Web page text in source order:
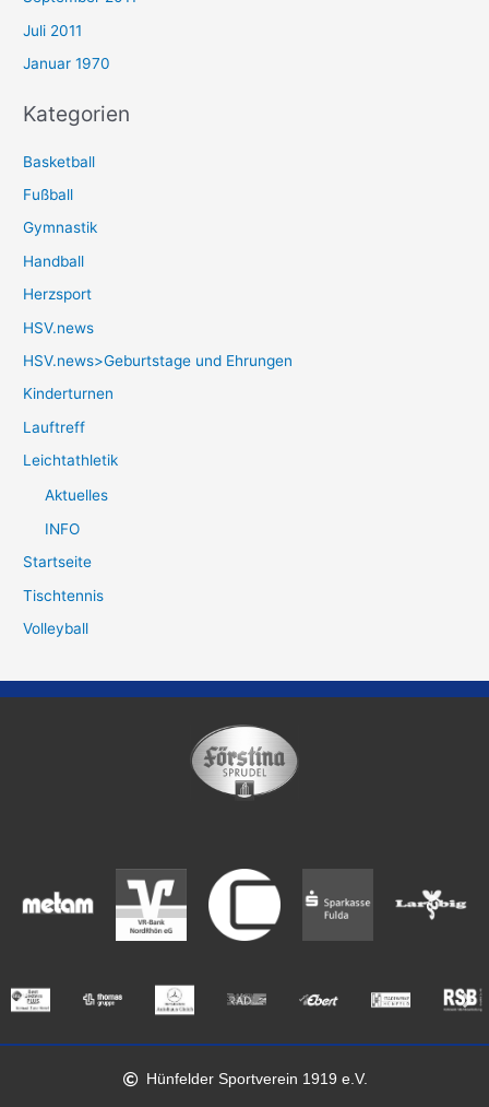
Juli 2011
Januar 1970
Kategorien
Basketball
Fußball
Gymnastik
Handball
Herzsport
HSV.news
HSV.news>Geburtstage und Ehrungen
Kinderturnen
Lauftreff
Leichtathletik
Aktuelles
INFO
Startseite
Tischtennis
Volleyball
Hünfelder Sportverein 1919 e.V.